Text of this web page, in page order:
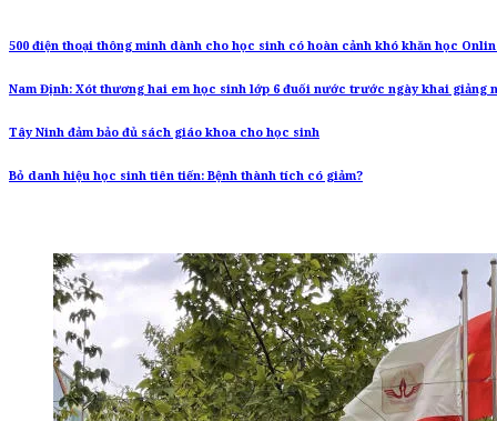
500 điện thoại thông minh dành cho học sinh có hoàn cảnh khó khăn học
Nam Định: Xót thương hai em học sinh lớp 6 đuối nước trước ngày khai giảng
Tây Ninh đảm bảo đủ sách giáo khoa cho học sinh
Bỏ danh hiệu học sinh tiên tiến: Bệnh thành tích có giảm?